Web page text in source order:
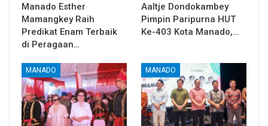
Manado Esther
Mamangkey Raih
Predikat Enam Terbaik
di Peragaan…
Aaltje Dondokambey
Pimpin Paripurna HUT
Ke-403 Kota Manado,…
MANADO MANADO